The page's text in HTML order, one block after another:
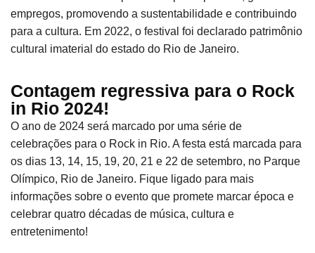
empregos, promovendo a sustentabilidade e contribuindo
para a cultura. Em 2022, o festival foi declarado patrimônio
cultural imaterial do estado do Rio de Janeiro.
Contagem regressiva para o Rock
in Rio 2024!
O ano de 2024 será marcado por uma série de
celebrações para o Rock in Rio. A festa está marcada para
os dias 13, 14, 15, 19, 20, 21 e 22 de setembro, no Parque
Olímpico, Rio de Janeiro. Fique ligado para mais
informações sobre o evento que promete marcar época e
celebrar quatro décadas de música, cultura e
entretenimento!